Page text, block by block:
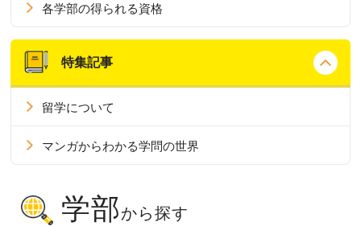
各学部の得られる資格
特集記事
留学について
マンガからわかる学問の世界
学部から探す